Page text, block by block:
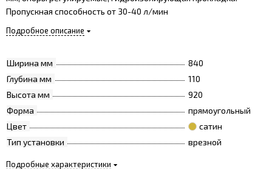
Пропускная способность от 30-40 л/мин
Подробное описание
Ширина мм
840
Глубина мм
110
Высота мм
920
Форма
прямоугольный
Цвет
сатин
Тип установки
врезной
Подробные характеристики